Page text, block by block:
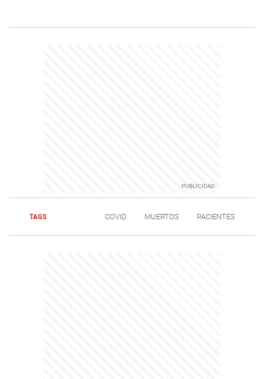
TAGS COVID MUERTOS PACIENTES